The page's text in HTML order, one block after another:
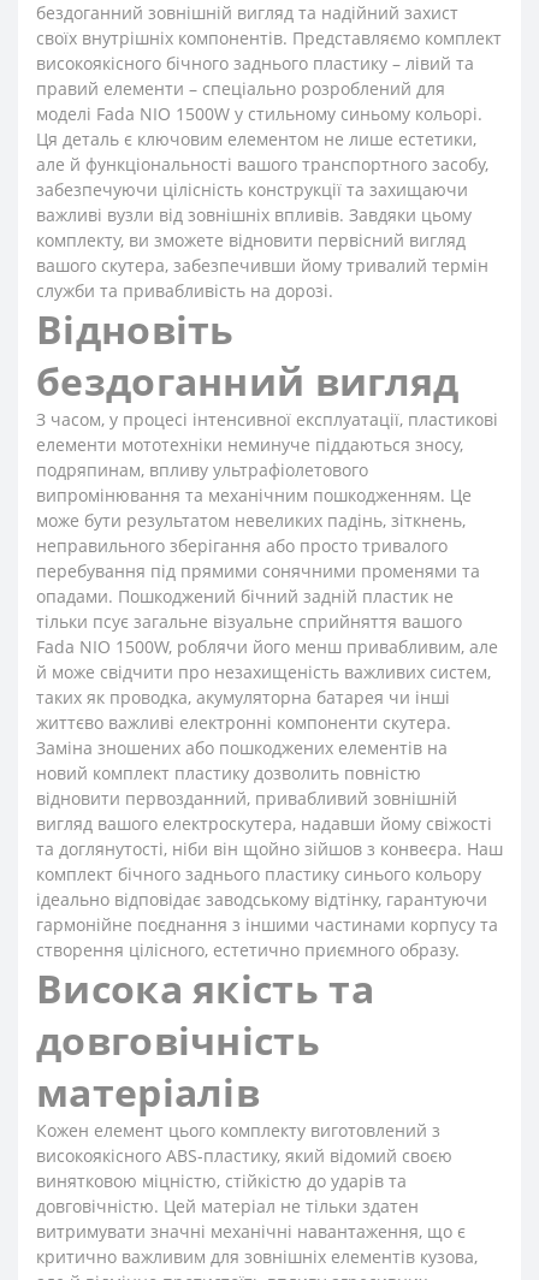
бездоганний зовнішній вигляд та надійний захист
своїх внутрішніх компонентів. Представляємо комплект
високоякісного бічного заднього пластику – лівий та
правий елементи – спеціально розроблений для
моделі Fada NIO 1500W у стильному синьому кольорі.
Ця деталь є ключовим елементом не лише естетики,
але й функціональності вашого транспортного засобу,
забезпечуючи цілісність конструкції та захищаючи
важливі вузли від зовнішніх впливів. Завдяки цьому
комплекту, ви зможете відновити первісний вигляд
вашого скутера, забезпечивши йому тривалий термін
служби та привабливість на дорозі.
Відновіть
бездоганний вигляд
З часом, у процесі інтенсивної експлуатації, пластикові
елементи мототехніки неминуче піддаються зносу,
подряпинам, впливу ультрафіолетового
випромінювання та механічним пошкодженням. Це
може бути результатом невеликих падінь, зіткнень,
неправильного зберігання або просто тривалого
перебування під прямими сонячними променями та
опадами. Пошкоджений бічний задній пластик не
тільки псує загальне візуальне сприйняття вашого
Fada NIO 1500W, роблячи його менш привабливим, але
й може свідчити про незахищеність важливих систем,
таких як проводка, акумуляторна батарея чи інші
життєво важливі електронні компоненти скутера.
Заміна зношених або пошкоджених елементів на
новий комплект пластику дозволить повністю
відновити первозданний, привабливий зовнішній
вигляд вашого електроскутера, надавши йому свіжості
та доглянутості, ніби він щойно зійшов з конвеєра. Наш
комплект бічного заднього пластику синього кольору
ідеально відповідає заводському відтінку, гарантуючи
гармонійне поєднання з іншими частинами корпусу та
створення цілісного, естетично приємного образу.
Висока якість та
довговічність
матеріалів
Кожен елемент цього комплекту виготовлений з
високоякісного ABS-пластику, який відомий своєю
винятковою міцністю, стійкістю до ударів та
довговічністю. Цей матеріал не тільки здатен
витримувати значні механічні навантаження, що є
критично важливим для зовнішніх елементів кузова,